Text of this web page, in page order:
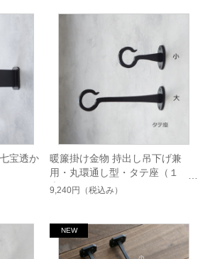
宝透か
暖簾掛け金物 持出し吊下げ兼
用・丸環通し型・タテ座（１
本）
9,240円 （税込み）